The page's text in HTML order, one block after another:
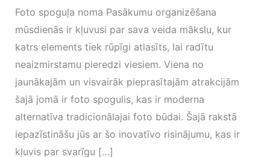
Foto spoguļa noma Pasākumu organizēšana
mūsdienās ir kļuvusi par sava veida mākslu, kur
katrs elements tiek rūpīgi atlasīts, lai radītu
neaizmirstamu pieredzi viesiem. Viena no
jaunākajām un visvairāk pieprasītajām atrakcijām
šajā jomā ir foto spogulis, kas ir moderna
alternatīva tradicionālajai foto būdai. Šajā rakstā
iepazīstināšu jūs ar šo inovatīvo risinājumu, kas ir
kļuvis par svarīgu […]